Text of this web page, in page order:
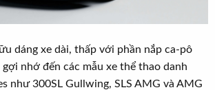
dáng xe dài, thấp với phần nắp ca-pô
nhớ đến các mẫu xe thể thao danh
như 300SL Gullwing, SLS AMG và AMG